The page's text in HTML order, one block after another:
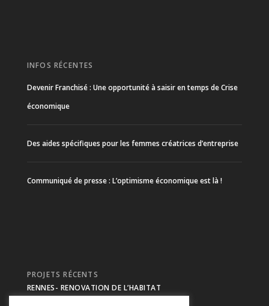
INFOS RÉCENTES
Devenir Franchisé : Une opportunité à saisir en temps de Crise
économique
Des aides spécifiques pour les femmes créatrices d’entreprise
Communiqué de presse : L’optimisme économique est là !
PROJETS RÉCENTS
RENNES- RENOVATION DE L’HABITAT